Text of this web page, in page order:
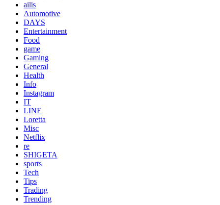
ailis
Automotive
DAYS
Entertainment
Food
game
Gaming
General
Health
Info
Instagram
IT
LINE
Loretta
Misc
Netflix
re
SHIGETA
sports
Tech
Tips
Trading
Trending